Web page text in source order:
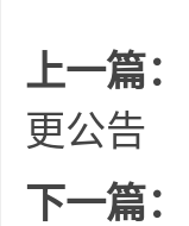
上一篇：
更公告
下一篇：